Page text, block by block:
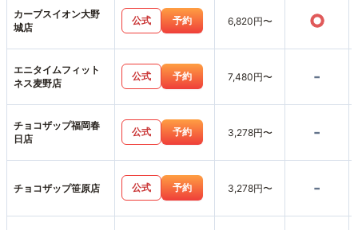
カーブスイオン大野
城店
公式 予約 6,820円〜 ○
エニタイムフィット
ネス麦野店
公式 予約 7,480円〜 -
チョコザップ福岡春
日店
公式 予約 3,278円〜 -
チョコザップ笹原店 公式 予約 3,278円〜 -